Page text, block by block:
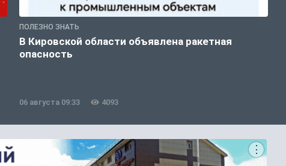
ПОЛЕЗНО ЗНАТЬ
В Кировской области объявлена ракетная
опасность
06 августа 09:33 4093